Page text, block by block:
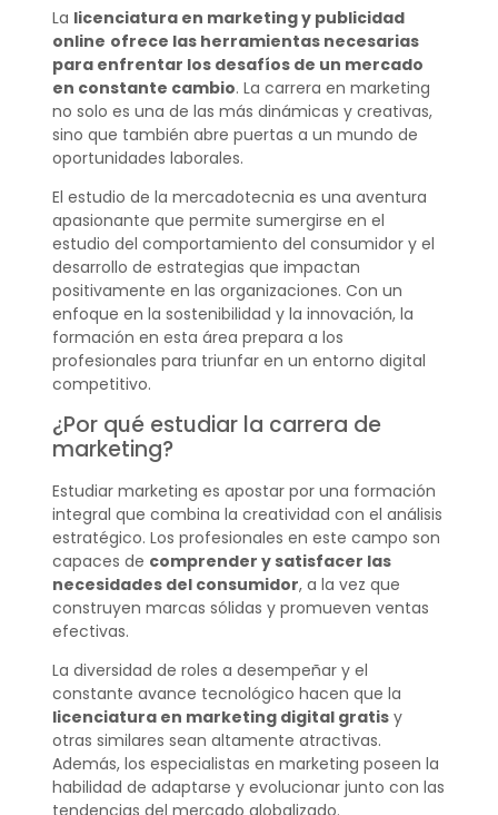
La licenciatura en marketing y publicidad
online ofrece las herramientas necesarias
para enfrentar los desafíos de un mercado
en constante cambio. La carrera en marketing
no solo es una de las más dinámicas y creativas,
sino que también abre puertas a un mundo de
oportunidades laborales.
El estudio de la mercadotecnia es una aventura
apasionante que permite sumergirse en el
estudio del comportamiento del consumidor y el
desarrollo de estrategias que impactan
positivamente en las organizaciones. Con un
enfoque en la sostenibilidad y la innovación, la
formación en esta área prepara a los
profesionales para triunfar en un entorno digital
competitivo.
¿Por qué estudiar la carrera de
marketing?
Estudiar marketing es apostar por una formación
integral que combina la creatividad con el análisis
estratégico. Los profesionales en este campo son
capaces de comprender y satisfacer las
necesidades del consumidor, a la vez que
construyen marcas sólidas y promueven ventas
efectivas.
La diversidad de roles a desempeñar y el
constante avance tecnológico hacen que la
licenciatura en marketing digital gratisy
otras similares sean altamente atractivas.
Además, los especialistas en marketing poseen la
habilidad de adaptarse y evolucionar junto con las